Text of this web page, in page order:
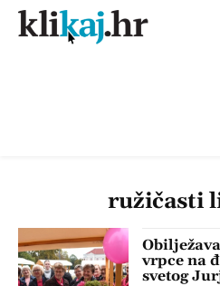
ružičasti
vrpce na
svetog